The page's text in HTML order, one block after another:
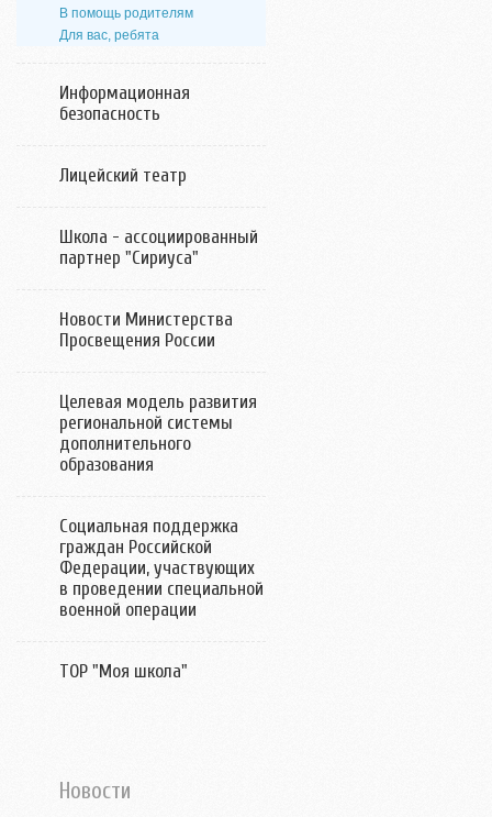
В помощь родителям
Для вас, ребята
Информационная
безопасность
Лицейский театр
Школа - ассоциированный
партнер "Сириуса"
Новости Министерства
Просвещения России
Целевая модель развития
региональной системы
дополнительного
образования
Социальная поддержка
граждан Российской
Федерации, участвующих
в проведении специальной
военной операции
ТОР "Моя школа"
Новости